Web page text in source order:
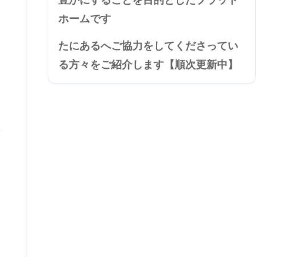
ホームです
たにあるへご協力をしてくださってい
る方々をご紹介します【順次更新中】